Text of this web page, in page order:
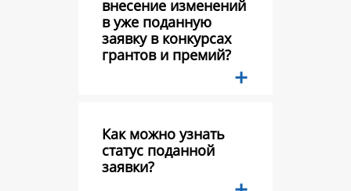
внесение изменений
в уже поданную
заявку в конкурсах
грантов и премий?
Как можно узнать
статус поданной
заявки?